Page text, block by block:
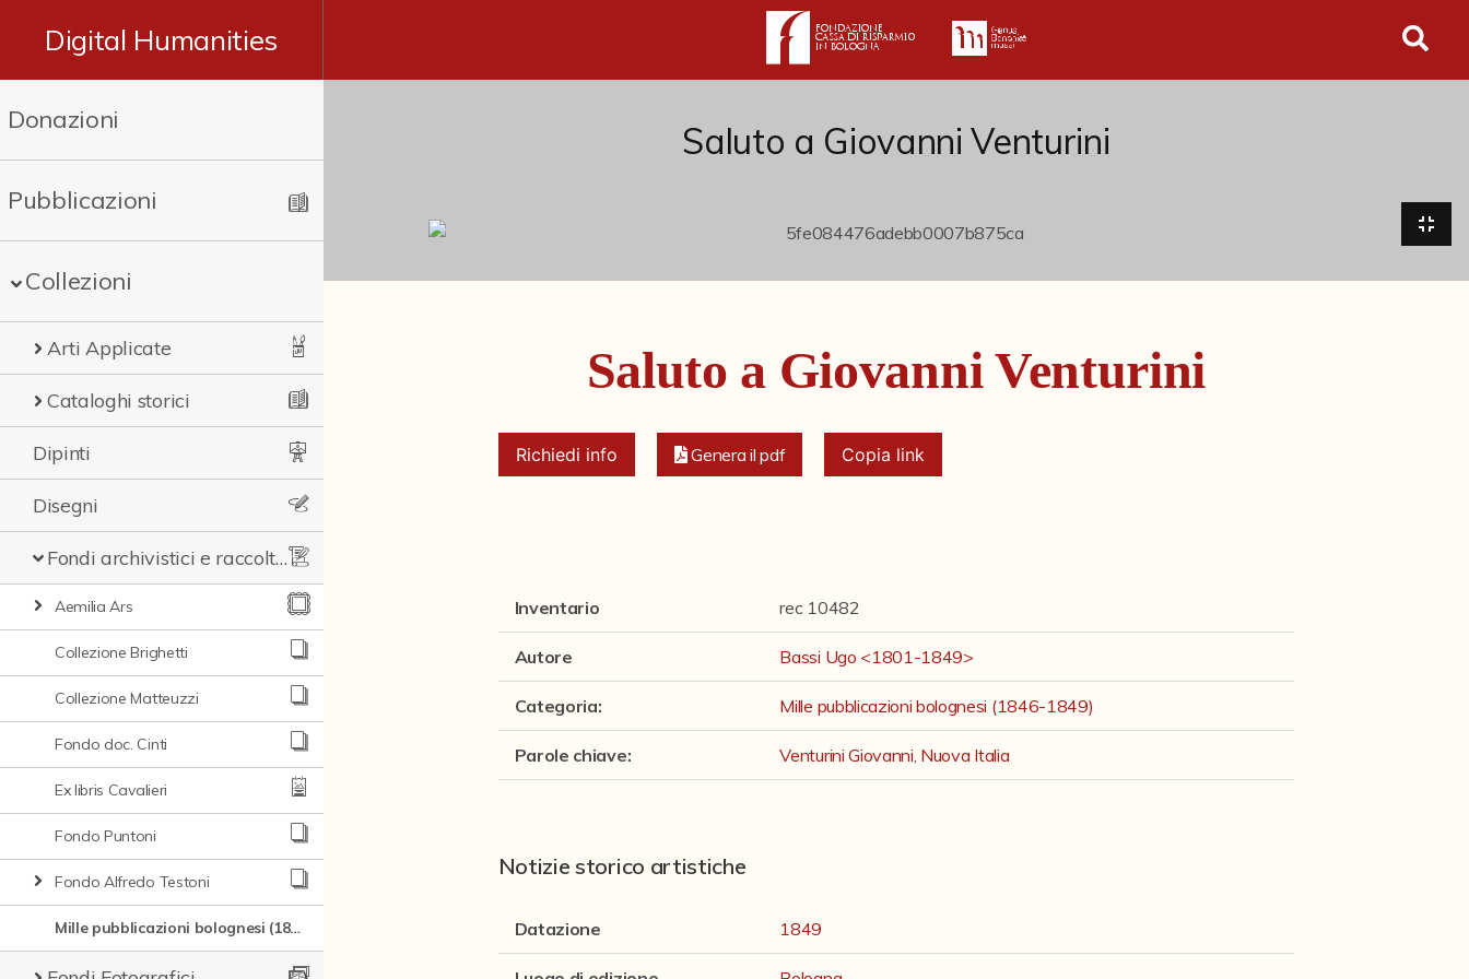
Digital Humanities
Donazioni
Pubblicazioni
Collezioni
Arti Applicate
Cataloghi storici
Dipinti
Disegni
Fondi archivistici e raccolte documentarie
Aemilia Ars
Collezione Brighetti
Collezione Matteuzzi
Fondo doc. Cinti
Ex libris Cavalieri
Fondo Puntoni
Fondo Alfredo Testoni
Mille pubblicazioni bolognesi (1846-1849)
Saluto a Giovanni Venturini
Saluto a Giovanni Venturini
Richiedi info Genera il pdf Copia link
Inventario rec 10482
Autore Bassi Ugo <1801-1849>
Categoria: Mille pubblicazioni bolognesi (1846-1849)
Parole chiave: Venturini Giovanni, Nuova Italia
Notizie storico artistiche
Datazione 1849